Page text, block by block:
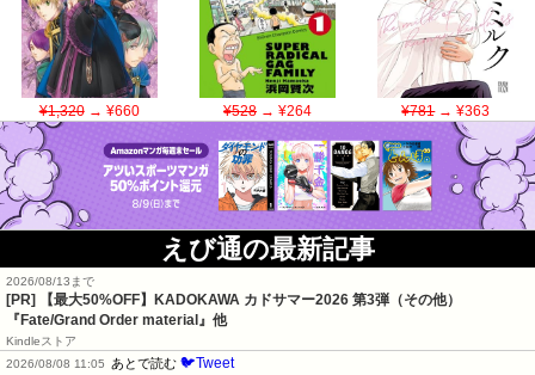
¥1,320→ ¥660 ¥528→ ¥264 ¥781→ ¥363
えび通の最新記事
2026/08/13まで
[PR]
【最大50%OFF】KADOKAWA カドサマー2026 第3弾（その他）
『Fate/Grand Order material』他
Kindleストア
2026/08/08 11:05
あとで読む 🐦Tweet